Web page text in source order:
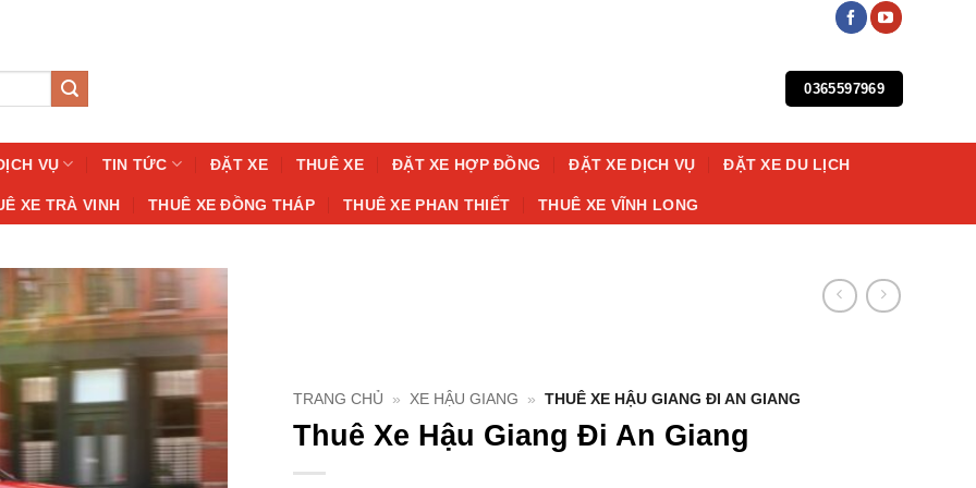
0365597969
VỤ TIN TỨC ĐẶT XE THUÊ XE ĐẶT XE HỢP ĐỒNG ĐẶT XE DỊCH VỤ ĐẶT XE DU LỊCH
XE TRÀ VINH THUÊ XE ĐỒNG THÁP THUÊ XE PHAN THIẾT THUÊ XE VĨNH LONG
TRANG CHỦ » XE HẬU GIANG » THUÊ XE HẬU GIANG ĐI AN GIANG
Thuê Xe Hậu Giang Đi An Giang